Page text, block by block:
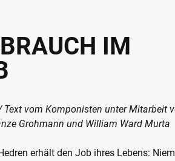
IM
vom Komponisten unter Mitarbeit
Grohmann und William Ward Murta
erhält den Job ihres Lebens: